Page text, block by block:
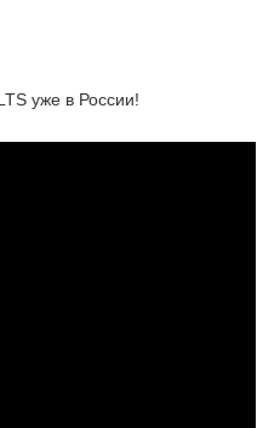
уже в России!